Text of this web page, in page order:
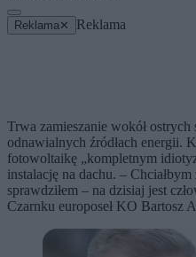
Reklama ✕ Reklama
Trwa zamieszanie wokół ostrych
odnawialnych źródłach energii.
fotowoltaikę „kompletnym
instalację na dachu. –
sprawdziłem – na dzisiaj jest
Czarnku europoseł KO Bartosz